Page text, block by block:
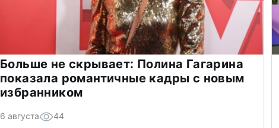
Больше не скрывает: Полина Гагарина
показала романтичные кадры с новым
избранником
6 августа 44